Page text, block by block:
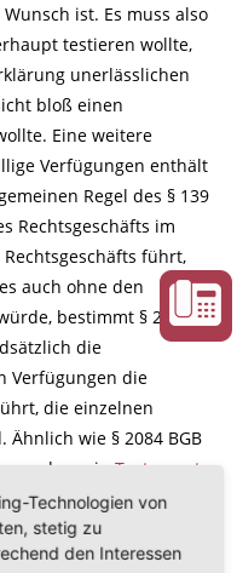
ist. Es muss also
testieren wollte,
unerlässlichen
bloß einen
Eine weitere
Verfügungen enthält
Regel des § 139
Rechtsgeschäfts im
führt,
auch ohne den
bestimmt § 2085
die
Verfügungen die
die einzelnen
wie § 2084 BGB
aus, dass einTestament
soll.
Technologien von
stetig zu
den Interessen